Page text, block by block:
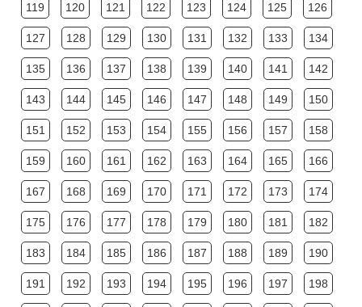
119 120 121 122 123 124 125 126
127 128 129 130 131 132 133 134
135 136 137 138 139 140 141 142
143 144 145 146 147 148 149 150
151 152 153 154 155 156 157 158
159 160 161 162 163 164 165 166
167 168 169 170 171 172 173 174
175 176 177 178 179 180 181 182
183 184 185 186 187 188 189 190
191 192 193 194 195 196 197 198